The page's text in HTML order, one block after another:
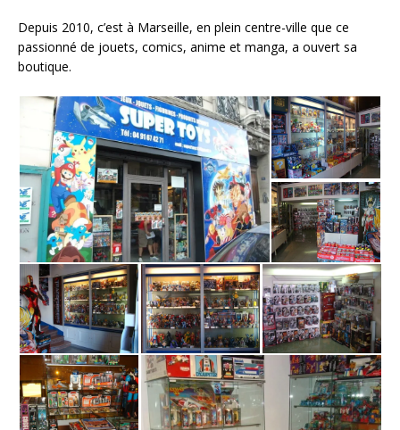
Depuis 2010, c’est à Marseille, en plein centre-ville que ce
passionné de jouets, comics, anime et manga, a ouvert sa
boutique.